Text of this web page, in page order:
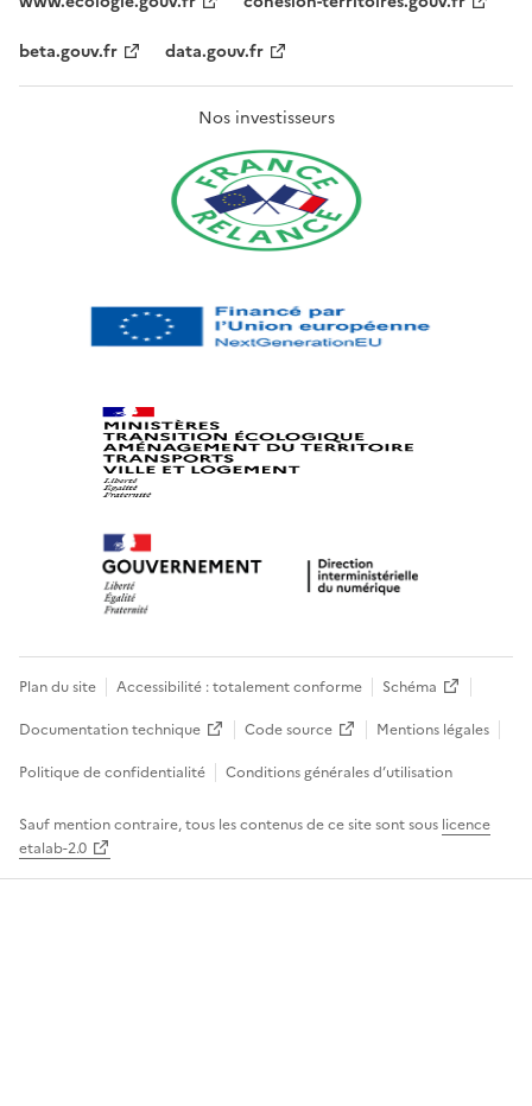
beta.gouv.fr
data.gouv.fr
Nos investisseurs
Plan du site Accessibilité : totalement conforme
Schéma
Documentation technique
Code source
Mentions légales
Politique de confidentialité
Conditions générales d’utilisation
Sauf mention contraire, tous les contenus de ce site sont sous licence
etalab-2.0